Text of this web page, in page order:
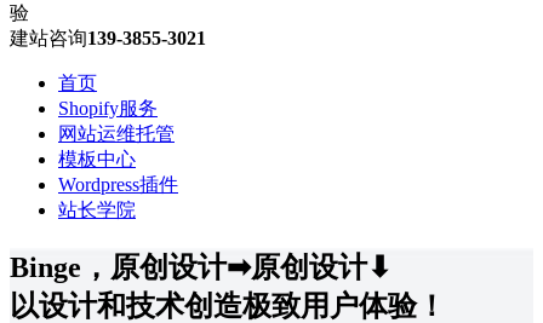
验
建站咨询139-3855-3021
首页
Shopify服务
网站运维托管
模板中心
Wordpress插件
站长学院
Binge， 原创设计➡原创设计⬇
以设计和技术创造极致用户体验！